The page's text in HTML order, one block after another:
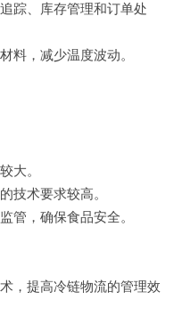
踪、库存管理和订单处
料，减少温度波动。
大。
技术要求较高。
管，确保食品安全。
，提高冷链物流的管理效